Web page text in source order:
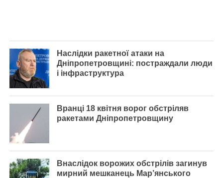
Наслідки ракетної атаки на
Дніпропетровщині: постраждали люди
і інфраструктура
Вранці 18 квітня ворог обстріляв
ракетами Дніпропетровщину
Внаслідок ворожих обстрілів загинув
мирний мешканець Мар’янського